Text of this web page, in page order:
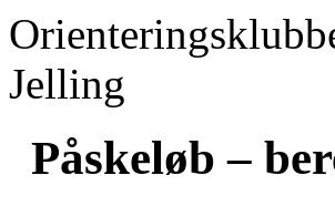
Jelling
Påskeløb –